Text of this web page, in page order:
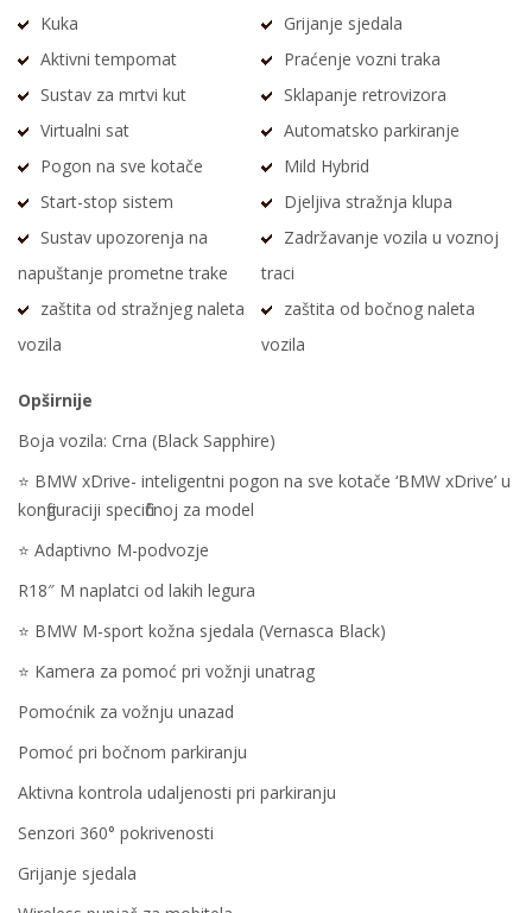
Kuka
Grijanje sjedala
Aktivni tempomat
Praćenje vozni traka
Sustav za mrtvi kut
Sklapanje retrovizora
Virtualni sat
Automatsko parkiranje
Pogon na sve kotače
Mild Hybrid
Start-stop sistem
Djeljiva stražnja klupa
Sustav upozorenja na
napuštanje prometne trake
Zadržavanje vozila u voznoj
traci
zaštita od stražnjeg naleta
vozila
zaštita od bočnog naleta
vozila
Opširnije
Boja vozila: Crna (Black Sapphire)
⭐️ BMW xDrive- inteligentni pogon na sve kotače ‘BMW xDrive’ u
konfiguraciji specifičnoj za model
⭐️ Adaptivno M-podvozje
R18″ M naplatci od lakih legura
⭐️ BMW M-sport kožna sjedala (Vernasca Black)
⭐️ Kamera za pomoć pri vožnji unatrag
Pomoćnik za vožnju unazad
Pomoć pri bočnom parkiranju
Aktivna kontrola udaljenosti pri parkiranju
Senzori 360° pokrivenosti
Grijanje sjedala